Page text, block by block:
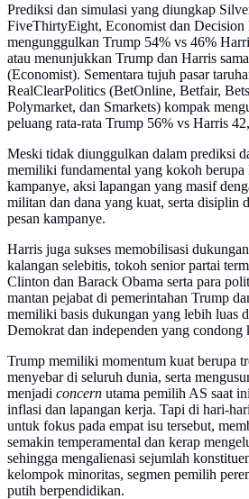
Prediksi dan simulasi yang diungkap
FiveThirtyEight, Economist dan Decision
mengunggulkan Trump 54% vs 46%
atau menunjukkan Trump dan Harris
(Economist). Sementara tujuh pasar
RealClearPolitics (BetOnline, Betfair,
Polymarket, dan Smarkets) kompak
peluang rata-rata Trump 56% vs Harris
Meski tidak diunggulkan dalam prediksi
memiliki fundamental yang kokoh berupa
kampanye, aksi lapangan yang masif
militan dan dana yang kuat, serta disiplin
pesan kampanye.
Harris juga sukses memobilisasi
kalangan selebitis, tokoh senior partai
Clinton dan Barack Obama serta para
mantan pejabat di pemerintahan Trump
memiliki basis dukungan yang lebih luas
Demokrat dan independen yang condong
Trump memiliki momentum kuat berupa
menyebar di seluruh dunia, serta
menjadi concern utama pemilih AS saat
inflasi dan lapangan kerja. Tapi di hari-
untuk fokus pada empat isu tersebut,
semakin temperamental dan kerap
sehingga mengalienasi sejumlah
kelompok minoritas, segmen pemilih
putih berpendidikan.